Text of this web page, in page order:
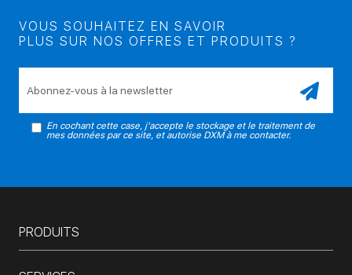
VOUS SOUHAITEZ EN SAVOIR
PLUS SUR NOS OFFRES ET PRODUITS ?
En cochant cette case, j'accepte le stockage et le traitement de
mes données par ce site, et autorise DXM à me contacter.
PRODUITS